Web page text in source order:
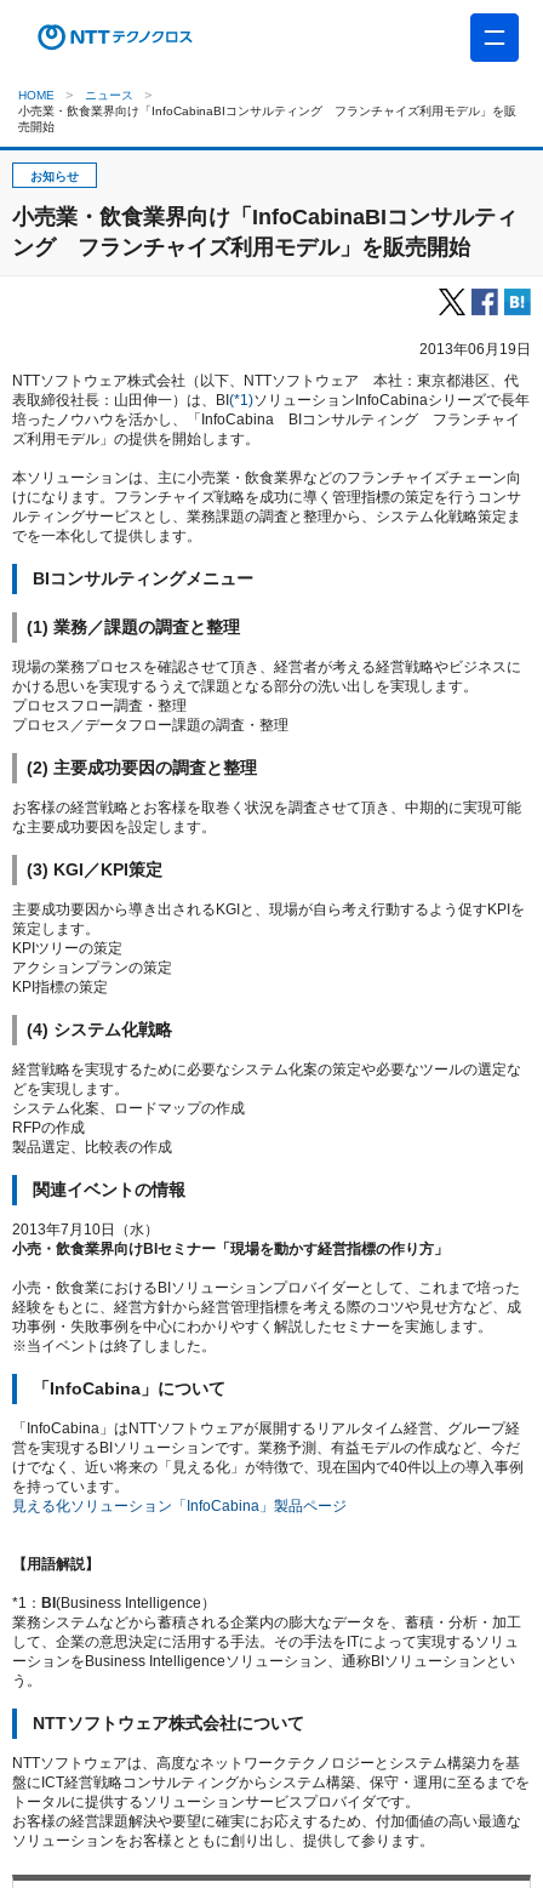
HOME
ニュース
小売業・飲食業界向け「InfoCabinaBIコンサルティング フランチャイズ利用モデル」を販
売開始
お知らせ
小売業・飲食業界向け「InfoCabinaBIコンサルティ
ング フランチャイズ利用モデル」を販売開始
2013年06月19日
NTTソフトウェア株式会社（以下、NTTソフトウェア 本社：東京都港区、代
表取締役社長：山田伸一）は、BI (*1)ソリューションInfoCabinaシリーズで長年
培ったノウハウを活かし、「InfoCabina BIコンサルティング フランチャイ
ズ利用モデル」の提供を開始します。
本ソリューションは、主に小売業・飲食業界などのフランチャイズチェーン向
けになります。フランチャイズ戦略を成功に導く管理指標の策定を行うコンサ
ルティングサービスとし、業務課題の調査と整理から、システム化戦略策定ま
でを一本化して提供します。
BIコンサルティングメニュー
(1) 業務／課題の調査と整理
現場の業務プロセスを確認させて頂き、経営者が考える経営戦略やビジネスに
かける思いを実現するうえで課題となる部分の洗い出しを実現します。
プロセスフロー調査・整理
プロセス／データフロー課題の調査・整理
(2) 主要成功要因の調査と整理
お客様の経営戦略とお客様を取巻く状況を調査させて頂き、中期的に実現可能
な主要成功要因を設定します。
(3) KGI／KPI策定
主要成功要因から導き出されるKGIと、現場が自ら考え行動するよう促すKPIを
策定します。
KPIツリーの策定
アクションプランの策定
KPI指標の策定
(4) システム化戦略
経営戦略を実現するために必要なシステム化案の策定や必要なツールの選定な
どを実現します。
システム化案、ロードマップの作成
RFPの作成
製品選定、比較表の作成
関連イベントの情報
2013年7月10日（水）
小売・飲食業界向けBIセミナー「現場を動かす経営指標の作り方」
小売・飲食業におけるBIソリューションプロバイダーとして、これまで培った
経験をもとに、経営方針から経営管理指標を考える際のコツや見せ方など、成
功事例・失敗事例を中心にわかりやすく解説したセミナーを実施します。
※当イベントは終了しました。
「InfoCabina」について
「InfoCabina」はNTTソフトウェアが展開するリアルタイム経営、グループ経
営を実現するBIソリューションです。業務予測、有益モデルの作成など、今だ
けでなく、近い将来の「見える化」が特徴で、現在国内で40件以上の導入事例
を持っています。
見える化ソリューション「InfoCabina」製品ページ
【用語解説】
*1： BI (Business Intelligence）
業務システムなどから蓄積される企業内の膨大なデータを、蓄積・分析・加工
して、企業の意思決定に活用する手法。その手法をITによって実現するソリュ
ーションをBusiness Intelligenceソリューション、通称BIソリューションとい
う。
NTTソフトウェア株式会社について
NTTソフトウェアは、高度なネットワークテクノロジーとシステム構築力を基
盤にICT経営戦略コンサルティングからシステム構築、保守・運用に至るまでを
トータルに提供するソリューションサービスプロバイダです。
お客様の経営課題解決や要望に確実にお応えするため、付加価値の高い最適な
ソリューションをお客様とともに創り出し、提供して参ります。